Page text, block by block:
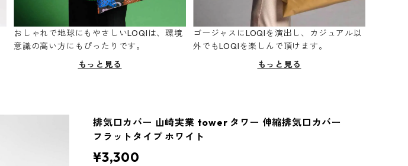
おしゃれで地球にもやさしいLOQIは、環境
意識の高い方にもぴったりです。
もっと見る
ゴージャスにLOQIを演出し、カジュアル以
外でもLOQIを楽しんで頂けます。
もっと見る
排気口カバー 山崎実業 tower タワー 伸縮排気口カバー
フラットタイプ ホワイト
¥3,300